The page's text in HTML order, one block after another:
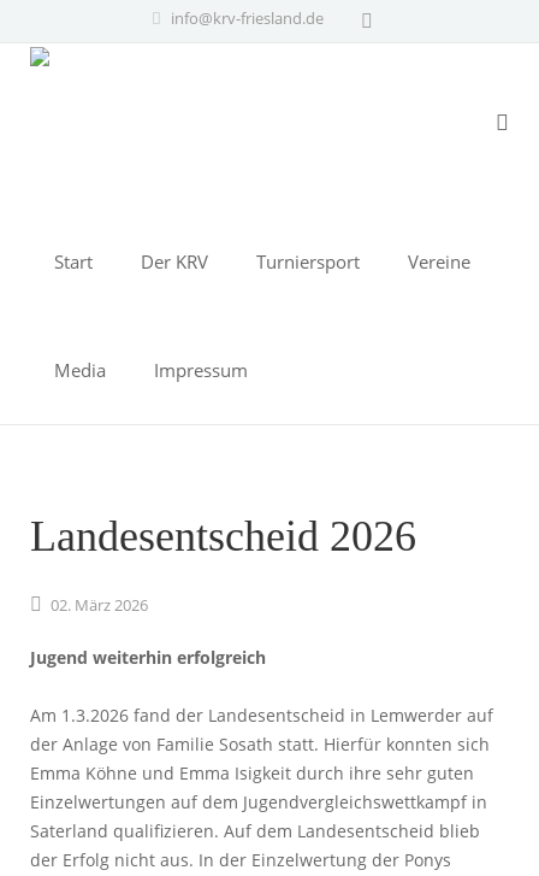
info@krv-friesland.de
Start Der KRV Turniersport Vereine
Media Impressum
Landesentscheid 2026
02. März2026
Jugend weiterhin erfolgreich
Am 1.3.2026 fand der Landesentscheid in Lemwerder auf
der Anlage von Familie Sosath statt. Hierfür konnten sich
Emma Köhne und Emma Isigkeit durch ihre sehr guten
Einzelwertungen auf dem Jugendvergleichswettkampf in
Saterland qualifizieren. Auf dem Landesentscheid blieb
der Erfolg nicht aus. In der Einzelwertung der Ponys